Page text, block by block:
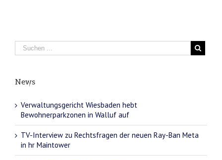
News
Verwaltungsgericht Wiesbaden hebt
Bewohnerparkzonen in Walluf auf
TV-Interview zu Rechtsfragen der neuen Ray-Ban Meta
in hr Maintower